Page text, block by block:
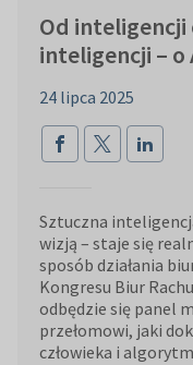
Od inteligencji
inteligencji – o
24 lipca 2025
Sztuczna
wizją – staje się
sposób działania
Kongresu Biur
odbędzie się panel
przełomowi, jaki
człowieka i